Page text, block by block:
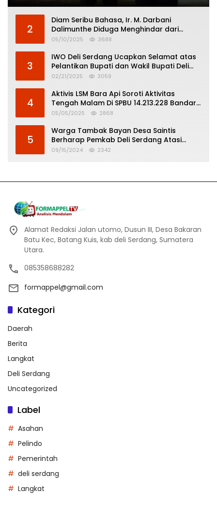
2
Diam Seribu Bahasa, Ir. M. Darbani
Dalimunthe Diduga Menghindar dari
Pertanggungjawaban Politik
05/10/2025 3688
3
IWO Deli Serdang Ucapkan Selamat atas
Pelantikan Bupati dan Wakil Bupati Deli
Serdang
02/21/2025 3059
4
Aktivis LSM Bara Api Soroti Aktivitas
Tengah Malam Di SPBU 14.213.228 Bandar
Tinggi
05/05/2025 2868
5
Warga Tambak Bayan Desa Saintis
Berharap Pemkab Deli Serdang Atasi
Banjir
09/15/2024 2342
Alamat Redaksi Jalan utomo, Dusun III, Desa Bakaran
Batu Kec, Batang Kuis, kab deli Serdang, Sumatera
Utara.
085358688282
formappel@gmail.com
Kategori
Daerah
Berita
Langkat
Deli Serdang
Uncategorized
Label
Asahan
Pelindo
Pemerintah
deli serdang
Langkat